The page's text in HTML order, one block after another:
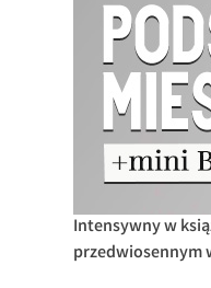
Intensywny w
przedwiosennym